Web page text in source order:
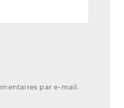
par e-mail.